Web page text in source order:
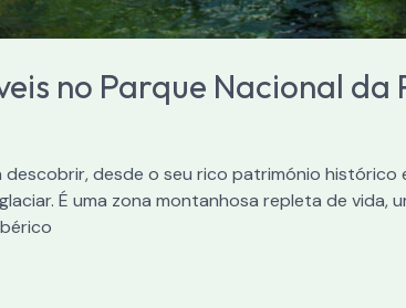
no Parque Nacional da
descobrir, desde o seu rico património
É uma zona montanhosa repleta de